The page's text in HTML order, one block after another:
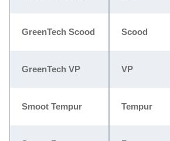
GreenTech Scood Scood
GreenTech VP VP
Smoot Tempur Tempur